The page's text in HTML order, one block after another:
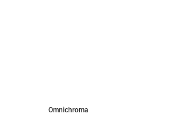
Omnichroma